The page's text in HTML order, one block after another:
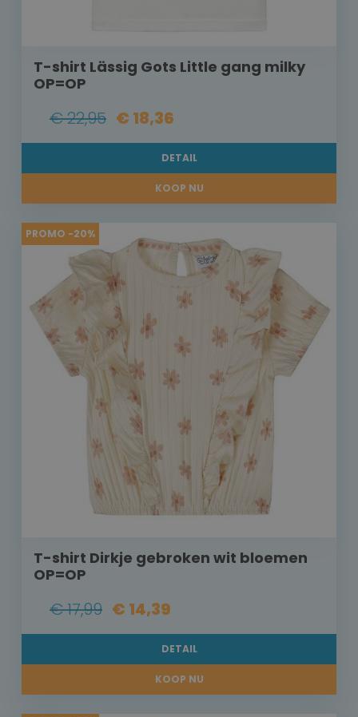
T-shirt Lässig Gots Little gang milky
OP=OP
€ 22,95 € 18,36
DETAIL
KOOP NU
PROMO -20%
T-shirt Dirkje gebroken wit bloemen
OP=OP
€ 17,99 € 14,39
DETAIL
KOOP NU